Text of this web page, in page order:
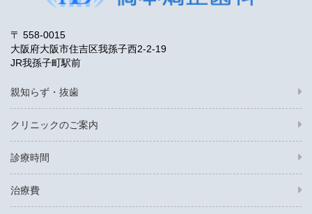
〒 558-0015
大阪府大阪市住吉区我孫子西2-2-19
JR我孫子町駅前
親知らず・抜歯
クリニックのご案内
診療時間
治療費